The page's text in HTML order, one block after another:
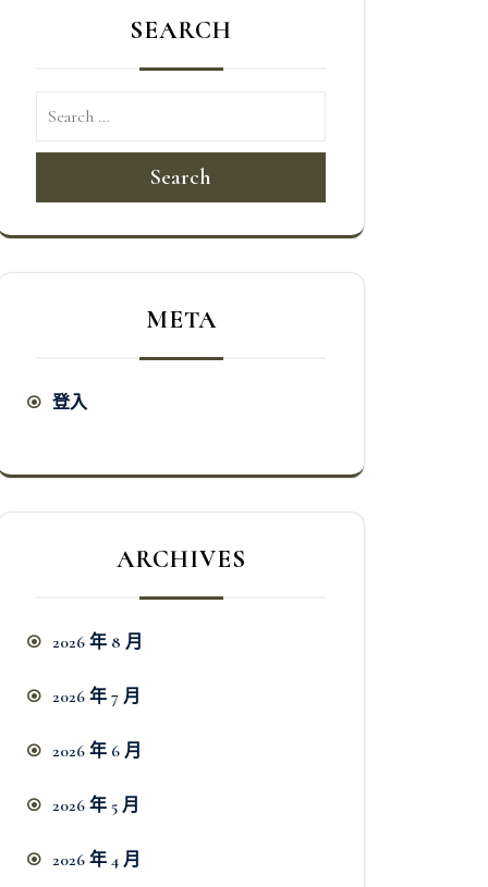
SEARCH
Search
META
登入
ARCHIVES
2026 年 8 月
2026 年 7 月
2026 年 6 月
2026 年 5 月
2026 年 4 月